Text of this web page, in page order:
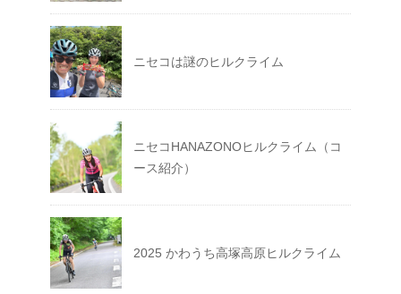
ニセコは謎のヒルクライム
ニセコHANAZONOヒルクライム（コ
ース紹介）
2025 かわうち高塚高原ヒルクライム